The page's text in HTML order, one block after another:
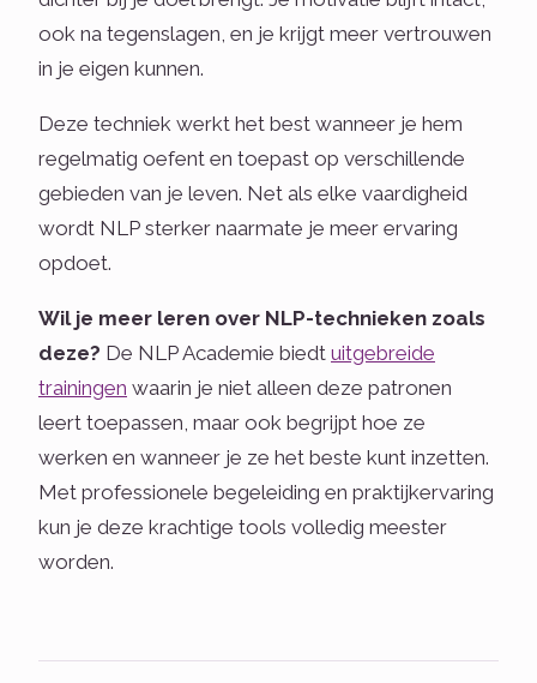
ook na tegenslagen, en je krijgt meer vertrouwen
in je eigen kunnen.
Deze techniek werkt het best wanneer je hem
regelmatig oefent en toepast op verschillende
gebieden van je leven. Net als elke vaardigheid
wordt NLP sterker naarmate je meer ervaring
opdoet.
Wil je meer leren over NLP-technieken zoals
deze? De NLP Academie biedt uitgebreide
trainingen waarin je niet alleen deze patronen
leert toepassen, maar ook begrijpt hoe ze
werken en wanneer je ze het beste kunt inzetten.
Met professionele begeleiding en praktijkervaring
kun je deze krachtige tools volledig meester
worden.